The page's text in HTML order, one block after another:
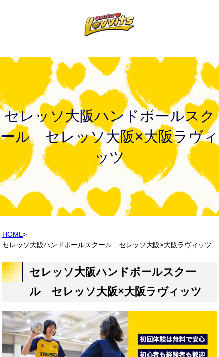
セレッソ大阪ハンドボールスク
ール セレッソ大阪×大阪ラヴィ
ッツ
HOME>
セレッソ大阪ハンドボールスクール セレッソ大阪×大阪ラヴィッツ
セレッソ大阪ハンドボールスクー
ル セレッソ大阪×大阪ラヴィッツ